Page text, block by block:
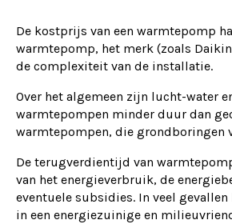
De kostprijs van een warmtepomp
warmtepomp, het merk (zoals
de complexiteit van de installatie.
Over het algemeen zijn lucht-water
warmtepompen minder duur dan
warmtepompen, die grondboringen
De terugverdientijd van
van het energieverbruik, de
eventuele subsidies. In veel
in een energiezuinige en